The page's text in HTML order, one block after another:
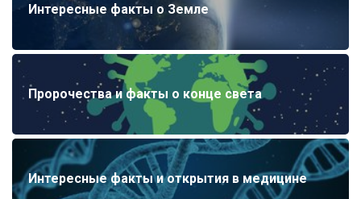
Интересные факты о Земле
Пророчества и факты о конце света
Интересные факты и открытия в медицине